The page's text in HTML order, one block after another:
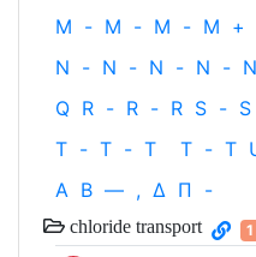
M - M - M - M +
N - N - N - N - N
Q R - R - R S - S
T - T - T T - T
Α Β — , Δ Π -
chloride transport 1